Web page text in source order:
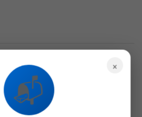
4.7k
Followers
×
📬